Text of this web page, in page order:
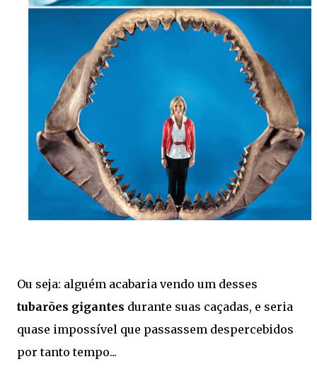
Ou seja: alguém acabaria vendo um desses
tubarões gigantes durante suas caçadas, e seria
quase impossível que passassem despercebidos
por tanto tempo...